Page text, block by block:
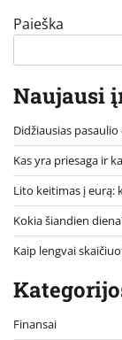
Paieška
Naujausi
Didžiausias
Kas yra priesaga ir
Lito keitimas į eurą:
Kokia šiandien
Kaip lengvai
Finansai